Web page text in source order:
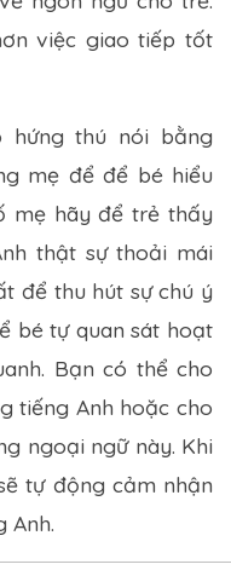
việc giao tiếp tốt
hứng thú nói bằng
mẹ để để bé hiểu
mẹ hãy để trẻ thấy
thật sự thoải mái
để thu hút sự chú ý
bé tự quan sát hoạt
Bạn có thể cho
tiếng Anh hoặc cho
ngoại ngữ này. Khi
tự động cảm nhận
Anh.